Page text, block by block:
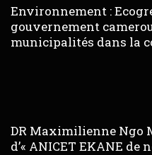
Environnement :
gouvernement
municipalités dans la
DR Maximilienne Ngo
d’« ANICET EKANE de